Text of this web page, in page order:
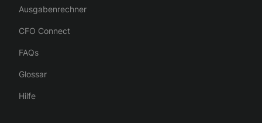
Ausgabenrechner
CFO Connect
FAQs
Glossar
Hilfe